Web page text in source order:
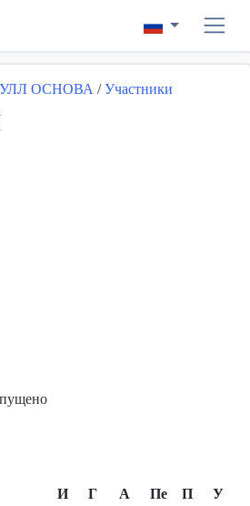
ОСНОВА / Участники
И Г А Пе П У